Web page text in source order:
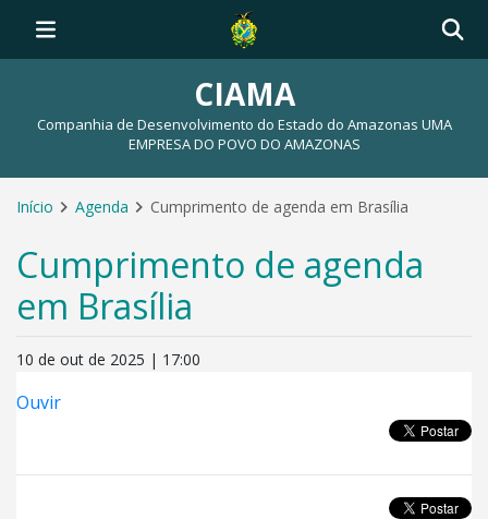
CIAMA
Companhia de Desenvolvimento do Estado do Amazonas UMA
EMPRESA DO POVO DO AMAZONAS
Início Agenda Cumprimento de agenda em Brasília
Cumprimento de agenda
em Brasília
10 de out de 2025 | 17:00
Ouvir